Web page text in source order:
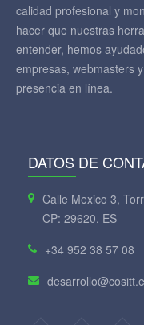
calidad profesional y
hacer que nuestras
entender, hemos
empresas, webmasters
presencia en línea.
DATOS DE
Calle Mexico 3,
CP: 29620, ES
+34 952 38 57 08